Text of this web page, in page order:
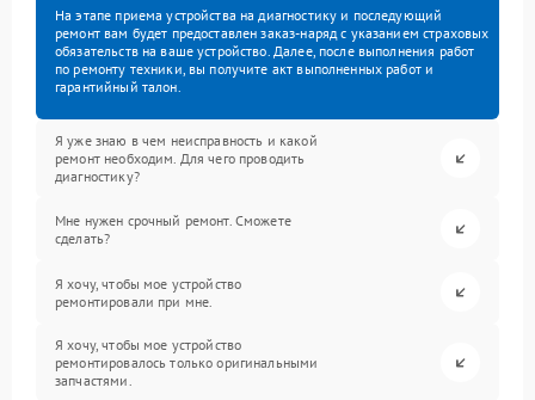
На этапе приема устройства на диагностику и последующий
ремонт вам будет предоставлен заказ-наряд с указанием страховых
обязательств на ваше устройство. Далее, после выполнения работ
по ремонту техники, вы получите акт выполненных работ и
гарантийный талон.
Я уже знаю в чем неисправность и какой
ремонт необходим. Для чего проводить
диагностику?
Мне нужен срочный ремонт. Сможете
сделать?
Я хочу, чтобы мое устройство
ремонтировали при мне.
Я хочу, чтобы мое устройство
ремонтировалось только оригинальными
запчастями.